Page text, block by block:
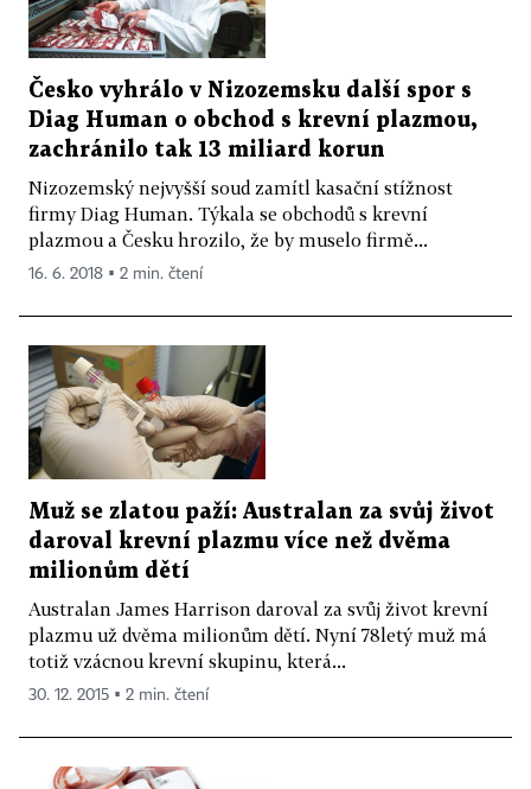
Česko vyhrálo v Nizozemsku další spor s
Diag Human o obchod s krevní plazmou,
zachránilo tak 13 miliard korun
Nizozemský nejvyšší soud zamítl kasační stížnost
firmy Diag Human. Týkala se obchodů s krevní
plazmou a Česku hrozilo, že by muselo firmě...
16. 6. 2018 ▪ 2 min. čtení
Muž se zlatou paží: Australan za svůj život
daroval krevní plazmu více než dvěma
milionům dětí
Australan James Harrison daroval za svůj život krevní
plazmu už dvěma milionům dětí. Nyní 78letý muž má
totiž vzácnou krevní skupinu, která...
30. 12. 2015 ▪ 2 min. čtení